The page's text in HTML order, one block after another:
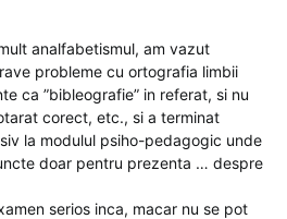
analfabetismul, am vazut
probleme cu ortografia limbii
ca ”bibleografie” in referat, si nu
corect, etc., si a terminat
la modulul psiho-pedagogic unde
doar pentru prezenta … despre
serios inca, macar nu se pot